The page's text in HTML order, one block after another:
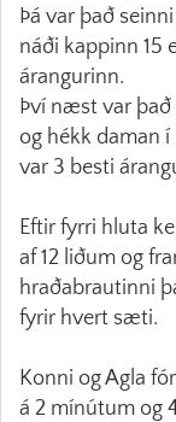
Þá var það
náði kappinn 15
árangurinn.
Því næst var það
og hékk daman
var 3 besti
Eftir fyrri hluta
af 12 liðum og
hraðabrautinni
fyrir hvert sæti.
Konni og Agla
á 2 mínútum og